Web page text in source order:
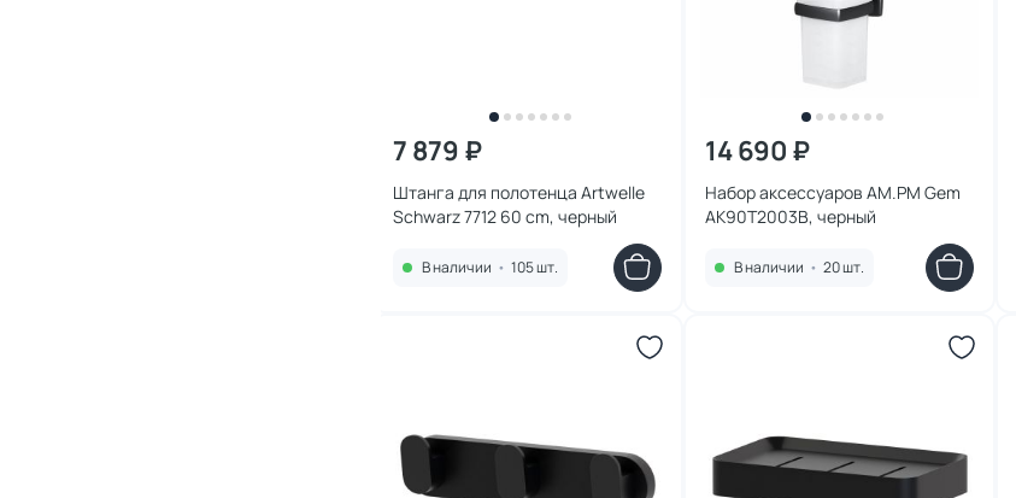
7 879 ₽
Штанга для полотенца Artwelle
Schwarz 7712 60 cm, черный
В наличии • 105 шт.
14 690 ₽
Набор аксессуаров AM.PM Gem
AK90T2003B, черный
В наличии • 20 шт.